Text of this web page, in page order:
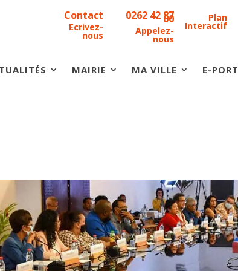
Contact
Ecrivez-
nous
0262 42 87
00
Appelez-
nous
Plan
Interactif
MAIRIE MA VILLE E-PORT